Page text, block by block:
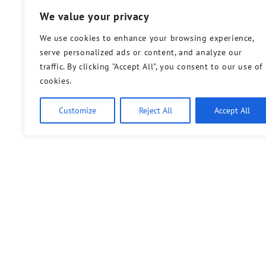
We value your privacy
We use cookies to enhance your browsing experience,
serve personalized ads or content, and analyze our
traffic. By clicking "Accept All", you consent to our use of
cookies.
Customize Reject All Accept All